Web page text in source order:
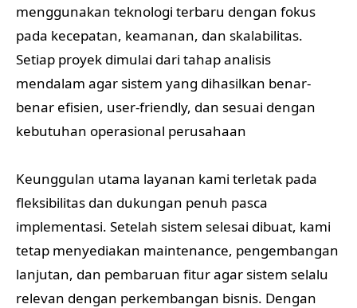
menggunakan teknologi terbaru dengan fokus
pada kecepatan, keamanan, dan skalabilitas.
Setiap proyek dimulai dari tahap analisis
mendalam agar sistem yang dihasilkan benar-
benar efisien, user-friendly, dan sesuai dengan
kebutuhan operasional perusahaan
Keunggulan utama layanan kami terletak pada
fleksibilitas dan dukungan penuh pasca
implementasi. Setelah sistem selesai dibuat, kami
tetap menyediakan maintenance, pengembangan
lanjutan, dan pembaruan fitur agar sistem selalu
relevan dengan perkembangan bisnis. Dengan